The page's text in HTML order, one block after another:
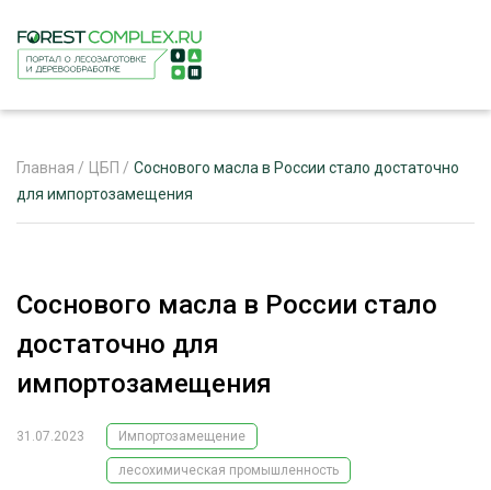
РЕКЛАМОДАТЕЛЯМ
ЛЕСНОЕ ХОЗЯЙСТВО
ЛЕСОЗАГОТОВКА
ЭКСПЕРТНОЕ МНЕНИЕ
Главная / ЦБП / Соснового масла в России стало достаточно
для импортозамещения
Соснового масла в России стало
достаточно для
импортозамещения
31.07.2023 Импортозамещение
лесохимическая промышленность